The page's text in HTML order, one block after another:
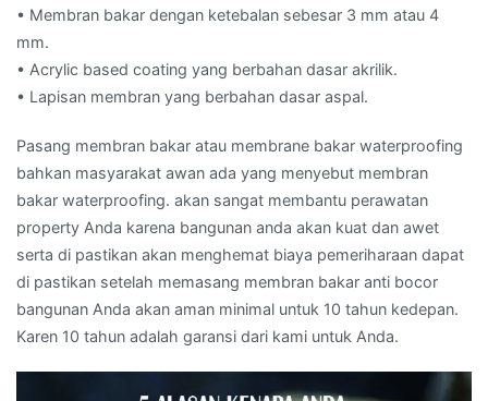
• Membran bakar dengan ketebalan sebesar 3 mm atau 4
mm.
• Acrylic based coating yang berbahan dasar akrilik.
• Lapisan membran yang berbahan dasar aspal.
Pasang membran bakar atau membrane bakar waterproofing
bahkan masyarakat awan ada yang menyebut membran
bakar waterproofing. akan sangat membantu perawatan
property Anda karena bangunan anda akan kuat dan awet
serta di pastikan akan menghemat biaya pemeriharaan dapat
di pastikan setelah memasang membran bakar anti bocor
bangunan Anda akan aman minimal untuk 10 tahun kedepan.
Karen 10 tahun adalah garansi dari kami untuk Anda.